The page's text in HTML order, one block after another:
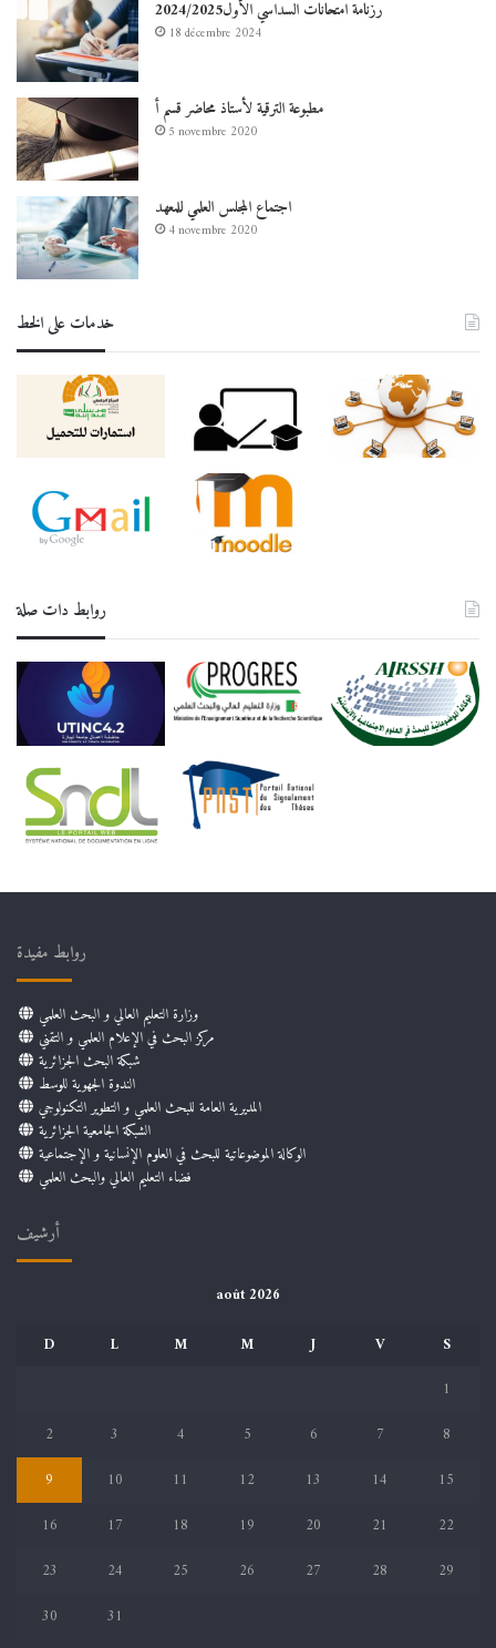
رزنامة امتحانات السداسي الأول2024/2025
18 décembre 2024
مطبوعة الترقية لأستاذ محاضر قسم أ
5 novembre 2020
اجتماع المجلس العلمي للمعهد
4 novembre 2020
خدمات على الخط
روابط دات صلة
روابط مفيدة
وزارة التعليم العالي و البحث العلمي
مركز البحث في الإعلام العلمي و التقني
شبكة البحث الجزائرية
الندوة الجهوية للوسط
المديرية العامة للبحث العلمي و التطوير التكنولوجي
الشبكة الجامعية الجزائرية
الوكالة الموضوعاتية للبحث في العلوم الإنسانية و الإجتماعية
فضاء التعليم العالي والبحث العلمي
أرشيف
août 2026
D
L M M J V
S
1
2
3 4 5 6 7
8
9
10 11 12 13 14
15
16
17 18 19 20 21
22
23
24 25 26 27 28
29
30
31